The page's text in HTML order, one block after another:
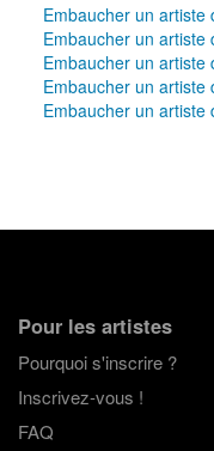
Embaucher un artiste
Embaucher un artiste
Embaucher un artiste
Embaucher un artiste
Embaucher un artiste
Pour les artistes
Pourquoi s'inscrire ?
Inscrivez-vous !
FAQ